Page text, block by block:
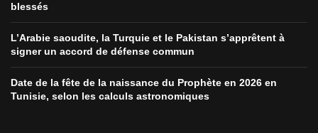
blessés
L’Arabie saoudite, la Turquie et le Pakistan s’apprêtent à
signer un accord de défense commun
Date de la fête de la naissance du Prophète en 2026 en
Tunisie, selon les calculs astronomiques